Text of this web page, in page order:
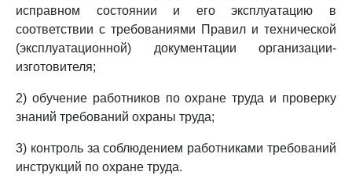
исправном состоянии и его эксплуатацию в
соответствии с требованиями Правил и технической
(эксплуатационной) документации организации-
изготовителя;
2) обучение работников по охране труда и проверку
знаний требований охраны труда;
3) контроль за соблюдением работниками требований
инструкций по охране труда.